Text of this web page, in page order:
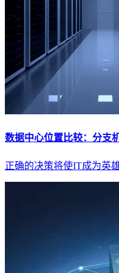
数据中心位置比较：分支
正确的决策将使IT成为英